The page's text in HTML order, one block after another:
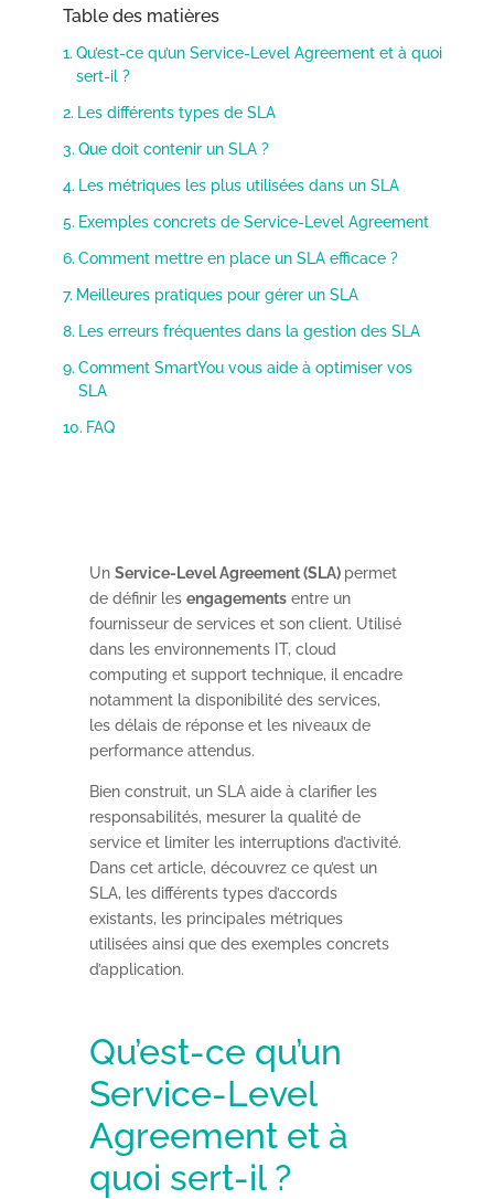
Table des matières
Qu’est-ce qu’un Service-Level Agreement et à quoi
sert-il ?
Les différents types de SLA
Que doit contenir un SLA ?
Les métriques les plus utilisées dans un SLA
Exemples concrets de Service-Level Agreement
Comment mettre en place un SLA efficace ?
Meilleures pratiques pour gérer un SLA
Les erreurs fréquentes dans la gestion des SLA
Comment SmartYou vous aide à optimiser vos
SLA
FAQ
Un Service-Level Agreement (SLA) permet
de définir les engagementsentre un
fournisseur de services et son client. Utilisé
dans les environnements IT, cloud
computing et support technique, il encadre
notamment la disponibilité des services,
les délais de réponse et les niveaux de
performance attendus.
Bien construit, un SLA aide à clarifier les
responsabilités, mesurer la qualité de
service et limiter les interruptions d’activité.
Dans cet article, découvrez ce qu’est un
SLA, les différents types d’accords
existants, les principales métriques
utilisées ainsi que des exemples concrets
d’application.
Qu’est-ce qu’un
Service-Level
Agreement et à
quoi sert-il ?